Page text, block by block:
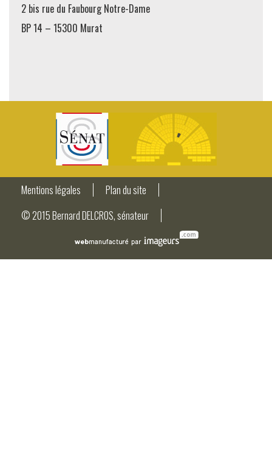
2 bis rue du Faubourg Notre-Dame
BP 14 – 15300 Murat
Mentions légales
Plan du site
© 2015 Bernard DELCROS, sénateur